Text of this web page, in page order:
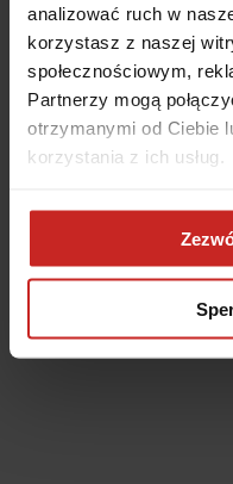
analizować ruch w
korzystasz z naszej
społecznościowym,
Partnerzy mogą
otrzymanymi od Ciebie
korzystania z ich usług.
browser